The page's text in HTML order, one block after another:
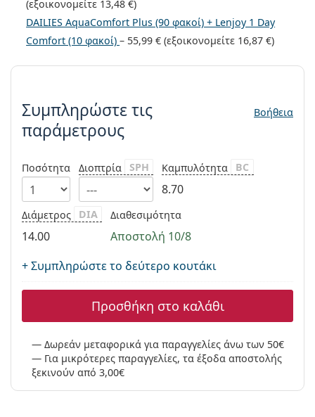
Persol
Prada
Όλες οι μάρκες
(εξοικονομείτε 13,48 €)
DAILIES AquaComfort Plus (90 φακοί) + Lenjoy 1 Day
Comfort (10 φακοί)– 55,99 € (εξοικονομείτε 16,87 €)
Συμπληρώστε τις παράμετρους
Συμπληρώστε τις
παράμετρους
Βοήθεια
Ποσότητα Διοπτρία SPH Καμπυλότητα BC
8.70
Διάμετρος DIA
14.00
Διαθεσιμότητα
Αποστολή 10/8
+ Συμπληρώστε το δεύτερο κουτάκι
Προσθήκη στο καλάθι
Δωρεάν μεταφορικά για παραγγελίες άνω των 50€
Για μικρότερες παραγγελίες, τα έξοδα αποστολής
ξεκινούν από 3,00€